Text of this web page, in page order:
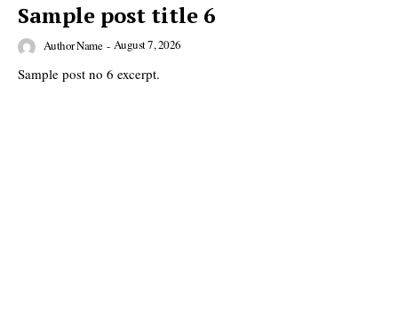
Sample post title 6
Author Name - August 7, 2026
Sample post no 6 excerpt.